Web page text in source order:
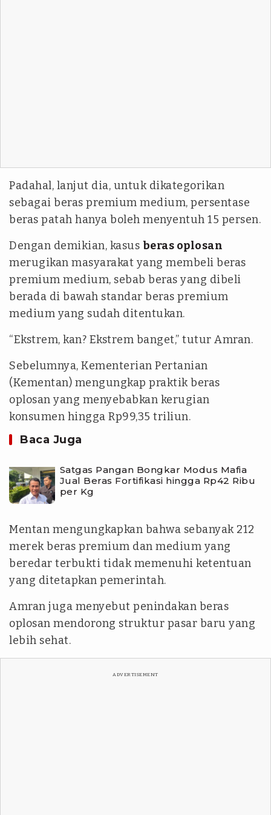
Padahal, lanjut dia, untuk dikategorikan
sebagai beras premium medium, persentase
beras patah hanya boleh menyentuh 15 persen.
Dengan demikian, kasus beras oplosan
merugikan masyarakat yang membeli beras
premium medium, sebab beras yang dibeli
berada di bawah standar beras premium
medium yang sudah ditentukan.
“Ekstrem, kan? Ekstrem banget,” tutur Amran.
Sebelumnya, Kementerian Pertanian
(Kementan) mengungkap praktik beras
oplosan yang menyebabkan kerugian
konsumen hingga Rp99,35 triliun.
Baca Juga
Satgas Pangan Bongkar Modus Mafia
Jual Beras Fortifikasi hingga Rp42 Ribu
per Kg
Mentan mengungkapkan bahwa sebanyak 212
merek beras premium dan medium yang
beredar terbukti tidak memenuhi ketentuan
yang ditetapkan pemerintah.
Amran juga menyebut penindakan beras
oplosan mendorong struktur pasar baru yang
lebih sehat.
ADVERTISEMENT